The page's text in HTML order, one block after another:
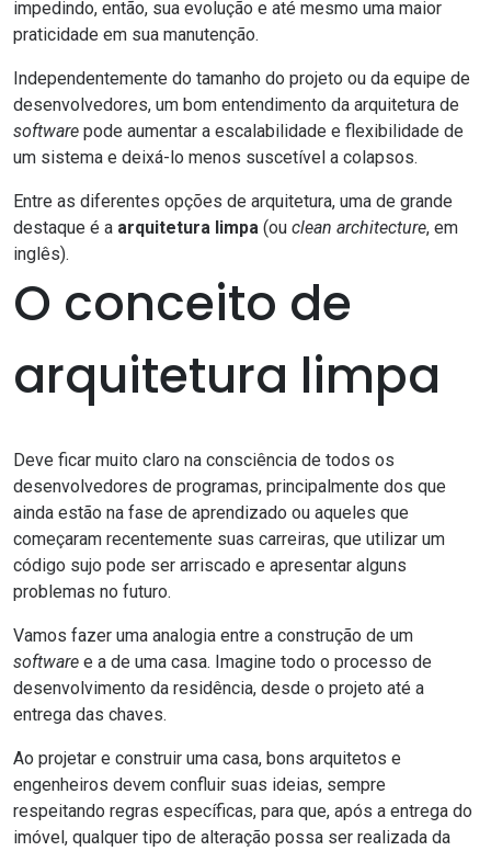
impedindo, então, sua evolução e até mesmo uma maior
praticidade em sua manutenção.
Independentemente do tamanho do projeto ou da equipe de
desenvolvedores, um bom entendimento da arquitetura de
software pode aumentar a escalabilidade e flexibilidade de
um sistema e deixá-lo menos suscetível a colapsos.
Entre as diferentes opções de arquitetura, uma de grande
destaque é a arquitetura limpa (ou clean architecture, em
inglês).
O conceito de
arquitetura limpa
Deve ficar muito claro na consciência de todos os
desenvolvedores de programas, principalmente dos que
ainda estão na fase de aprendizado ou aqueles que
começaram recentemente suas carreiras, que utilizar um
código sujo pode ser arriscado e apresentar alguns
problemas no futuro.
Vamos fazer uma analogia entre a construção de um
software e a de uma casa. Imagine todo o processo de
desenvolvimento da residência, desde o projeto até a
entrega das chaves.
Ao projetar e construir uma casa, bons arquitetos e
engenheiros devem confluir suas ideias, sempre
respeitando regras específicas, para que, após a entrega do
imóvel, qualquer tipo de alteração possa ser realizada da